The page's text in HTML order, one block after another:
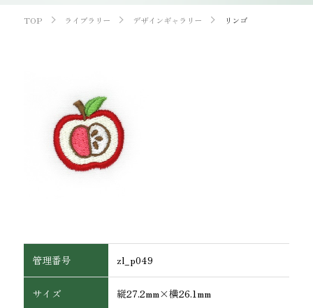
製品刺繍
TOP ライブラリー デザインギャラリー リンゴ
管理番号 zl_p049
サイズ 縦27.2mm×横26.1mm